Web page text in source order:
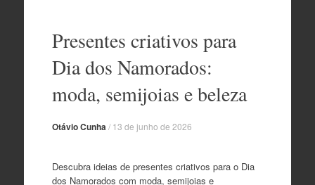
Presentes criativos para
Dia dos Namorados:
moda, semijoias e beleza
Otávio Cunha / 13 de junho de 2026
Descubra ideias de presentes criativos para o Dia
dos Namorados com moda, semijoias e